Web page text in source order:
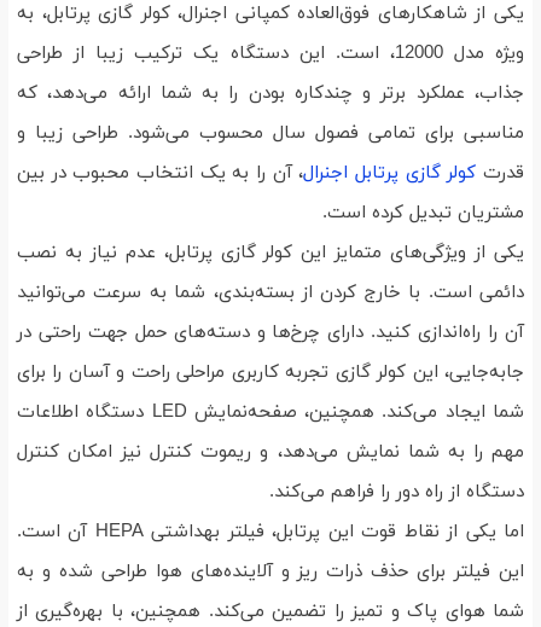
یکی از شاهکارهای فوق‌العاده کمپانی اجنرال، کولر گازی پرتابل، به
ویژه مدل 12000، است. این دستگاه یک ترکیب زیبا از طراحی
جذاب، عملکرد برتر و چندکاره بودن را به شما ارائه می‌دهد، که
مناسبی برای تمامی فصول سال محسوب می‌شود. طراحی زیبا و
قدرت کولر گازی پرتابل اجنرال، آن را به یک انتخاب محبوب در بین
مشتریان تبدیل کرده است.
یکی از ویژگی‌های متمایز این کولر گازی پرتابل، عدم نیاز به نصب
دائمی است. با خارج کردن از بسته‌بندی، شما به سرعت می‌توانید
آن را راه‌اندازی کنید. دارای چرخ‌ها و دسته‌های حمل جهت راحتی در
جابه‌جایی، این کولر گازی تجربه کاربری مراحلی راحت و آسان را برای
شما ایجاد می‌کند. همچنین، صفحه‌نمایش LED دستگاه اطلاعات
مهم را به شما نمایش می‌دهد، و ریموت کنترل نیز امکان کنترل
دستگاه از راه دور را فراهم می‌کند.
اما یکی از نقاط قوت این پرتابل، فیلتر بهداشتی HEPA آن است.
این فیلتر برای حذف ذرات ریز و آلاینده‌های هوا طراحی شده و به
شما هوای پاک و تمیز را تضمین می‌کند. همچنین، با بهره‌گیری از